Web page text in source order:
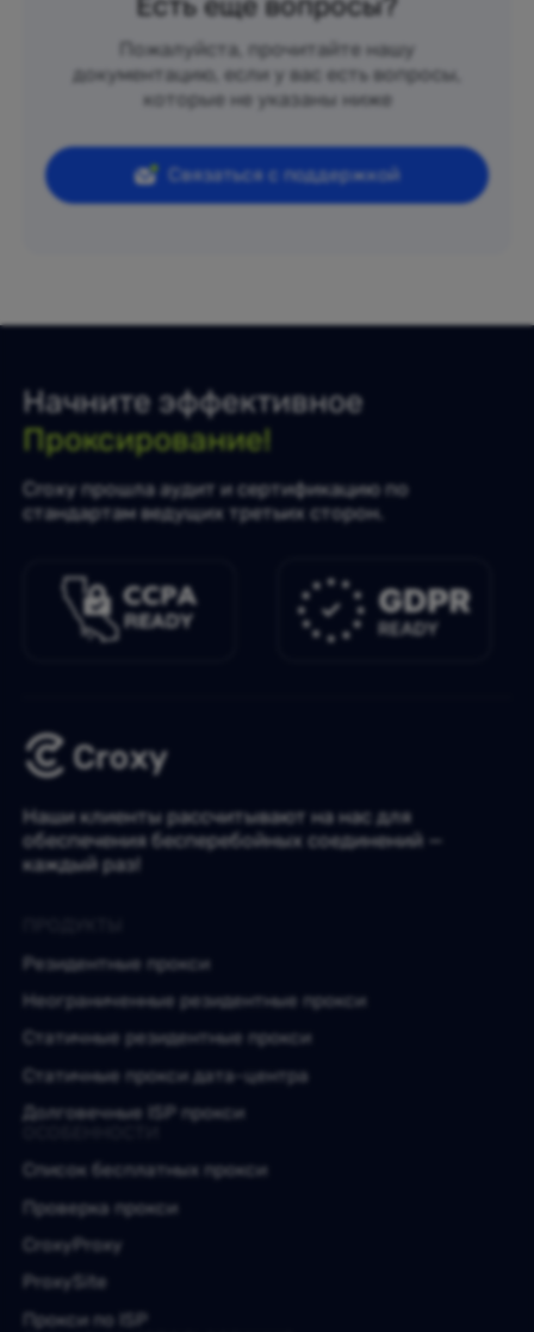
Пожалуйста, прочитайте нашу
документацию, если у вас есть вопросы,
которые не указаны ниже
Связаться с поддержкой
Начните эффективное
Проксирование!
Croxy прошла аудит и сертификацию по
стандартам ведущих третьих сторон.
Наши клиенты рассчитывают на нас для
обеспечения бесперебойных соединений —
каждый раз!
Резидентные прокси
Неограниченные резидентные прокси
Статичные резидентные прокси
Статичные прокси дата-центра
Долговечные ISP прокси
Список бесплатных прокси
Проверка прокси
CroxyProxy
ProxySite
Прокси по ISP